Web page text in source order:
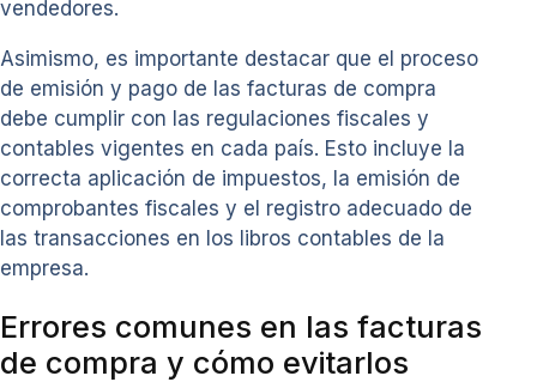
vendedores.
Asimismo, es importante destacar que el proceso
de emisión y pago de las facturas de compra
debe cumplir con las regulaciones fiscales y
contables vigentes en cada país. Esto incluye la
correcta aplicación de impuestos, la emisión de
comprobantes fiscales y el registro adecuado de
las transacciones en los libros contables de la
empresa.
Errores comunes en las facturas
de compra y cómo evitarlos